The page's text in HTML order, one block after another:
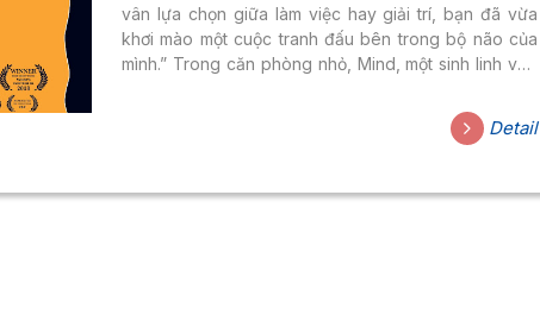
vân lựa chọn giữa làm việc hay giải trí, bạn đã vừa
khơi mào một cuộc tranh đấu bên trong bộ não của
mình.” Trong căn phòng nhỏ, Mind, một sinh linh vừa
hiện bất ngờ của một vị khách “đáng yêu vô số tội”.
Liệu Mind có hoàn thành được nhiệm vụ của mình khi
Detail